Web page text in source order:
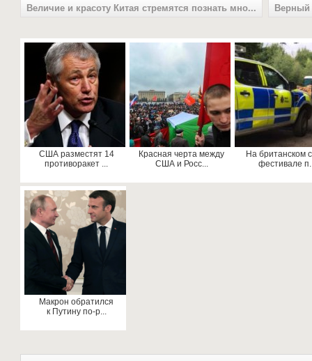
Величие и красоту Китая стремятся познать мно... Верный
США разместят 14
противоракет ...
Красная черта между
США и Росс...
На британском
фестивале
Макрон обратился
к Путину по-р...